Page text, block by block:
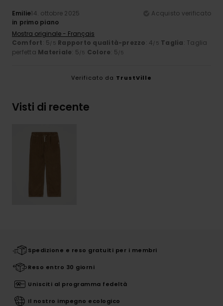
Emilie14. ottobre 2025
Acquisto verificato
in primo piano
Mostra originale - Français
Comfort: 5/5 Rapporto qualità-prezzo: 4/5 Taglia: Taglia
perfetta Materiale: 5/5 Colore: 5/5
Verificato da TrustVille
Visti di recente
Spedizione e reso gratuiti per i membri
Reso entro 30 giorni
Unisciti al programma fedeltà
Il nostro impegno ecologico